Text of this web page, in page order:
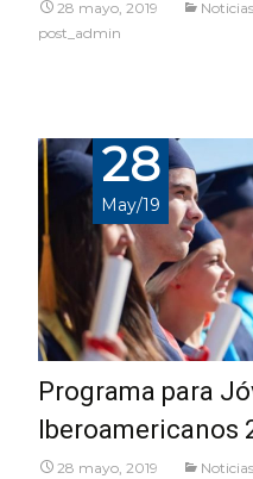
28 mayo, 2019 Noticias
post_admin
28
May/19
Programa para
Iberoamericanos
28 mayo, 2019 Noticias